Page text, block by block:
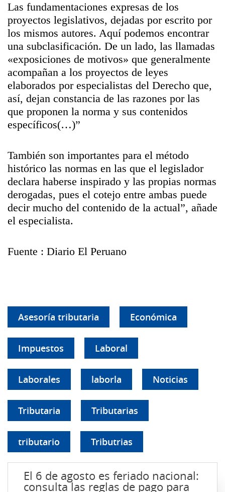
Las fundamentaciones expresas de los
proyectos legislativos, dejadas por escrito por
los mismos autores. Aquí podemos encontrar
una subclasificación. De un lado, las llamadas
«exposiciones de motivos» que generalmente
acompañan a los proyectos de leyes
elaborados por especialistas del Derecho que,
así, dejan constancia de las razones por las
que proponen la norma y sus contenidos
específicos(…)”
También son importantes para el método
histórico las normas en las que el legislador
declara haberse inspirado y las propias normas
derogadas, pues el cotejo entre ambas puede
decir mucho del contenido de la actual”, añade
el especialista.
Fuente : Diario El Peruano
Asesoría tributaria Económica
Impuestos Laboral
Laborales laborla Noticias
Tributaria Tributarias
tributario Tributrias
El 6 de agosto es feriado nacional:
consulta las reglas de pago para